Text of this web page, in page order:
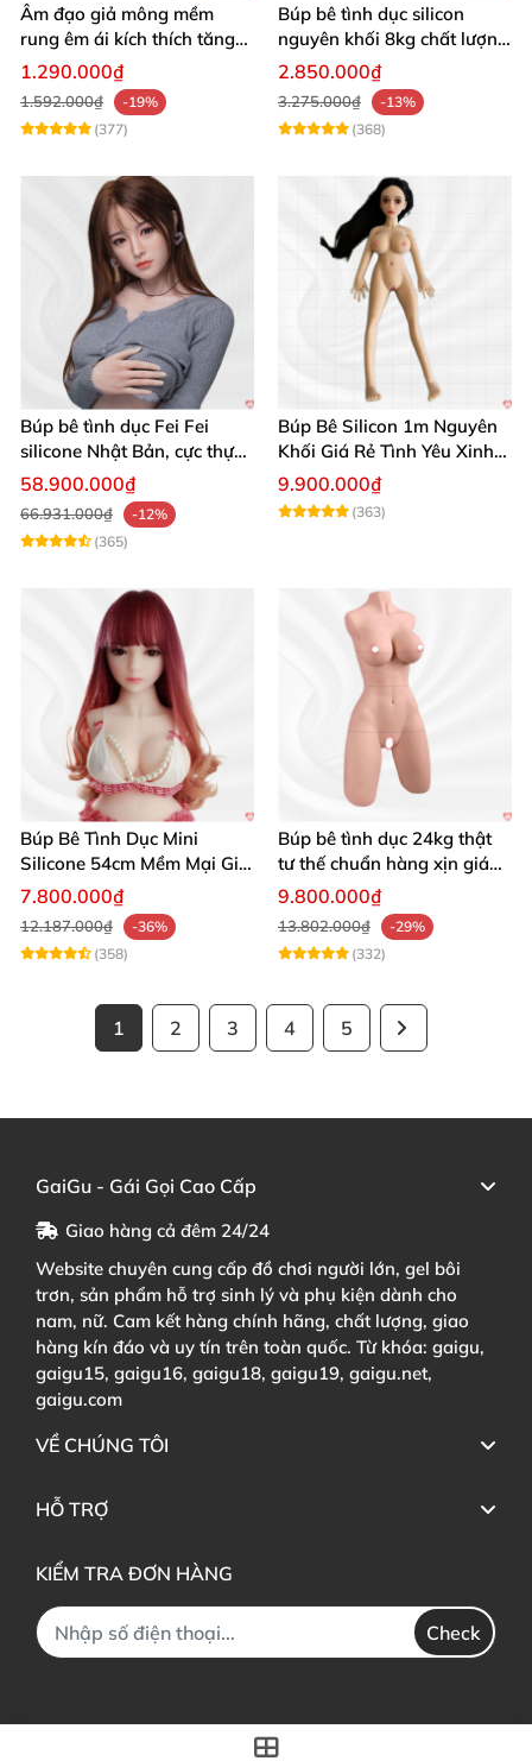
Âm đạo giả mông mềm
rung êm ái kích thích tăng
khoái cảm
1.290.000₫
1.592.000₫
-19%
(377)
Búp bê tình dục silicon
nguyên khối 8kg chất lượng
cao hấp dẫn
2.850.000₫
3.275.000₫
-13%
(368)
Búp bê tình dục Fei Fei
silicone Nhật Bản, cực thực,
giá tốt
58.900.000₫
66.931.000₫
-12%
(365)
Búp Bê Silicon 1m Nguyên
Khối Giá Rẻ Tình Yêu Xinh
Đẹp
9.900.000₫
(363)
Búp Bê Tình Dục Mini
Silicone 54cm Mềm Mại Giá
Tốt Tặng Quà
7.800.000₫
12.187.000₫
-36%
(358)
Búp bê tình dục 24kg thật
tư thế chuẩn hàng xịn giá
tốt
9.800.000₫
13.802.000₫
-29%
(332)
1 2 3 4 5
GaiGu - Gái Gọi Cao Cấp
Giao hàng cả đêm 24/24
Website chuyên cung cấp đồ chơi người lớn, gel bôi
trơn, sản phẩm hỗ trợ sinh lý và phụ kiện dành cho
nam, nữ. Cam kết hàng chính hãng, chất lượng, giao
hàng kín đáo và uy tín trên toàn quốc. Từ khóa: gaigu,
gaigu15, gaigu16, gaigu18, gaigu19, gaigu.net,
gaigu.com
VỀ CHÚNG TÔI
HỖ TRỢ
KIỂM TRA ĐƠN HÀNG
Check